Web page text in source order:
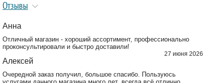
Отзывы
Анна
Отличный магазин - хороший ассортимент, профессионально
проконсультировали и быстро доставили!
27 июня 2026
Алексей
Очередной заказ получил, большое спасибо. Пользуюсь